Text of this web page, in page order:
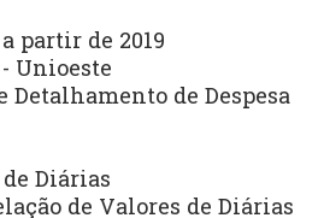
partir de 2019
- Unioeste
Detalhamento de Despesa
Diárias
de Valores de Diárias
do Portal)